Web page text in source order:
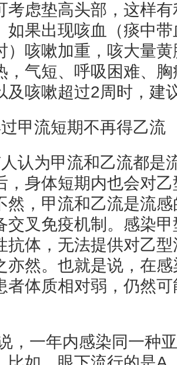
考虑垫高头部，这样
如果出现咳血（痰中
）咳嗽加重，咳大量
，气短、呼吸困难、
及咳嗽超过2周时，建
甲流短期不再得乙流
认为甲流和乙流都是
，身体短期内也会对
然，甲流和乙流是流
交叉免疫机制。感染
抗体，无法提供对乙
亦然。也就是说，在
者体质相对弱，仍然
，一年内感染同一种